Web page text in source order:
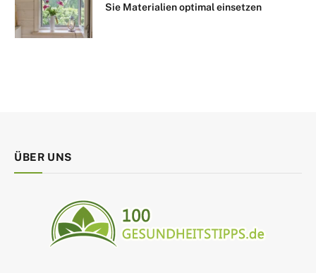
Sie Materialien optimal einsetzen
ÜBER UNS